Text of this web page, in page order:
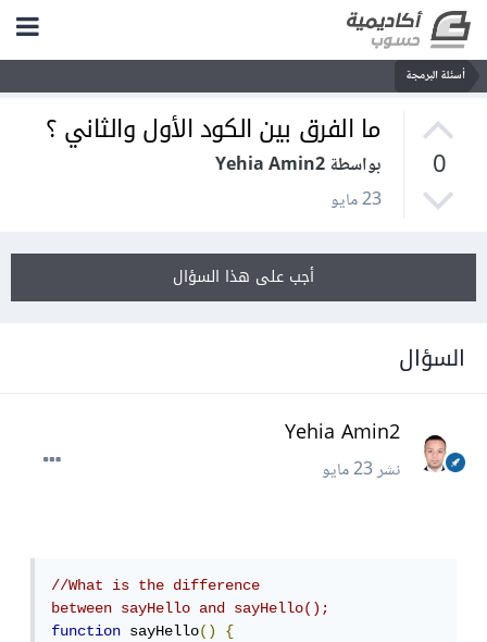
أسئلة البرمجة
0
ما الفرق بين الكود الأول والثاني ؟
بواسطة Yehia Amin2
23 مايو
أجب على هذا السؤال
السؤال
Yehia Amin2
نشر23 مايو
//What is the difference
between sayHello and sayHello();
function sayHello()
{